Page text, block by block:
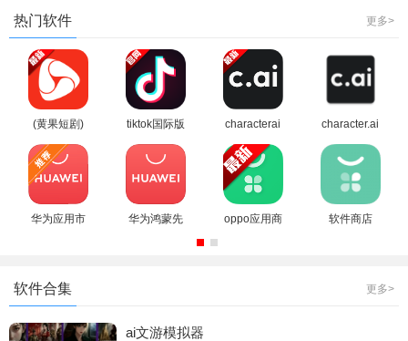
热门软件 更多>
(黄果短剧)
河马剧场免
费版下载安
装
tiktok国际版
官方正版免
费版下载
characterai
安装包下载
character.ai
安卓版中文
版
华为应用市
华为鸿蒙先
oppo应用商
软件商店
软件合集 更多>
ai文游模拟器